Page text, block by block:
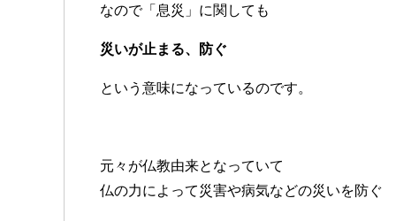
なので「息災」に関しても
災いが止まる、防ぐ
という意味になっているのです。
元々が仏教由来となっていて
仏の力によって災害や病気などの災いを防ぐ